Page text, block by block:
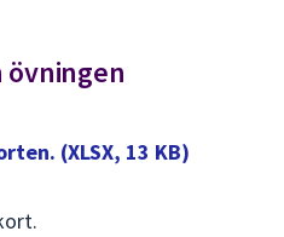
övningen
(XLSX, 13 KB)